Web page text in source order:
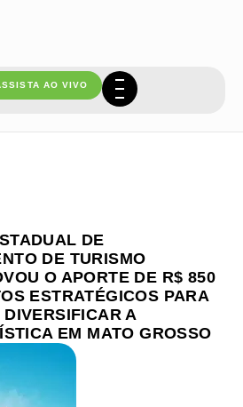
AO VIVO
DE
DE TURISMO
O APORTE DE R$ 850
ESTRATÉGICOS PARA
A
EM MATO GROSSO